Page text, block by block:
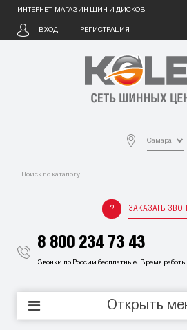
ИНТЕРНЕТ-МАГАЗИН ШИН И ДИСКОВ
ВХОД РЕГИСТРАЦИЯ
Самара
ЗАКАЗАТЬ
8 800 234 73 43
Звонки по России бесплатные. Время
Открыть